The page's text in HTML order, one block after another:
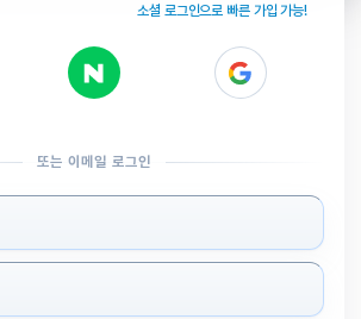
소셜 로그인으로 빠른 가입 가능!
또는 이메일 로그인